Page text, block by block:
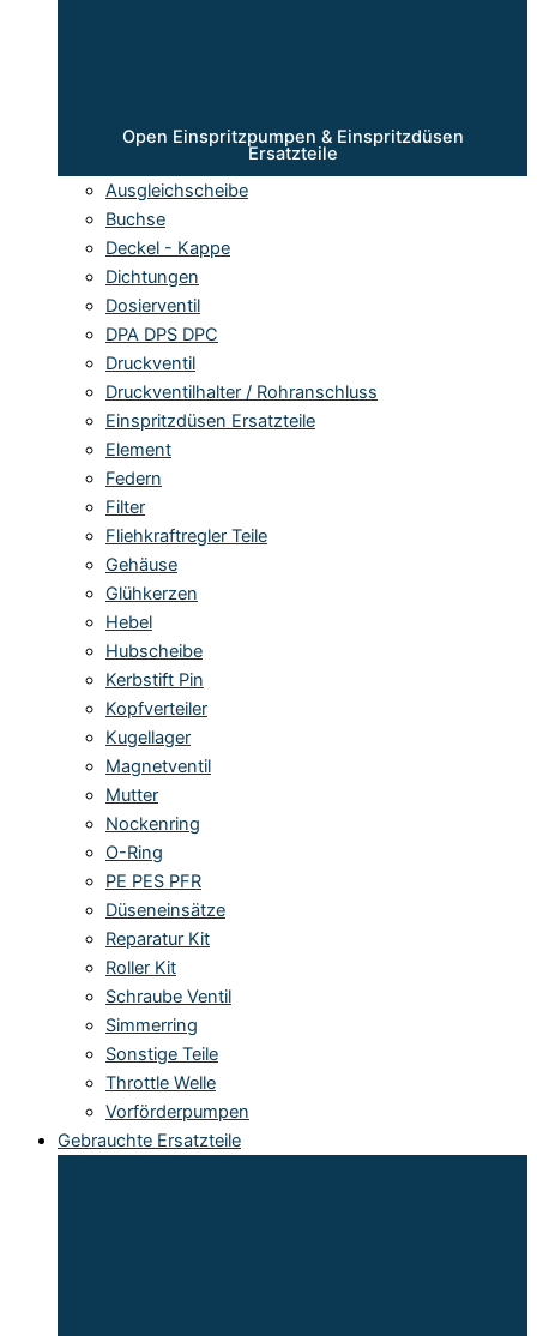
Open Einspritzpumpen & Einspritzdüsen
Ersatzteile
Ausgleichscheibe
Buchse
Deckel - Kappe
Dichtungen
Dosierventil
DPA DPS DPC
Druckventil
Druckventilhalter / Rohranschluss
Einspritzdüsen Ersatzteile
Element
Federn
Filter
Fliehkraftregler Teile
Gehäuse
Glühkerzen
Hebel
Hubscheibe
Kerbstift Pin
Kopfverteiler
Kugellager
Magnetventil
Mutter
Nockenring
O-Ring
PE PES PFR
Düseneinsätze
Reparatur Kit
Roller Kit
Schraube Ventil
Simmerring
Sonstige Teile
Throttle Welle
Vorförderpumpen
Gebrauchte Ersatzteile